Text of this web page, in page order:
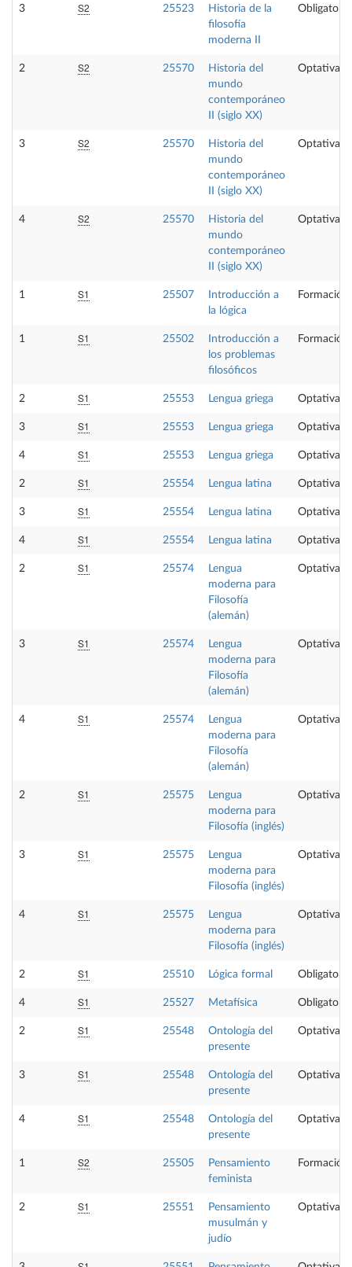
3 S2 25523
Historia de la
filosofía
moderna II
Obligatoria
2 S2 25570
Historia del
mundo
contemporáneo
II (siglo XX)
Optativa
3 S2 25570
Historia del
mundo
contemporáneo
II (siglo XX)
Optativa
4 S2 25570
Historia del
mundo
contemporáneo
II (siglo XX)
Optativa
1 S1 25507
Introducción a
la lógica
Formación
1 S1 25502
Introducción a
los problemas
filosóficos
Formación
2 S1 25553 Lengua griega Optativa
3 S1 25553 Lengua griega Optativa
4 S1 25553 Lengua griega Optativa
2 S1 25554 Lengua latina Optativa
3 S1 25554 Lengua latina Optativa
4 S1 25554 Lengua latina Optativa
2 S1 25574
Lengua
moderna para
Filosofía
(alemán)
Optativa
3 S1 25574
Lengua
moderna para
Filosofía
(alemán)
Optativa
4 S1 25574
Lengua
moderna para
Filosofía
(alemán)
Optativa
2 S1 25575
Lengua
moderna para
Filosofía (inglés)
Optativa
3 S1 25575
Lengua
moderna para
Filosofía (inglés)
Optativa
4 S1 25575
Lengua
moderna para
Filosofía (inglés)
Optativa
2 S1 25510 Lógica formal Obligatoria
4 S1 25527 Metafísica Obligatoria
2 S1 25548
Ontología del
presente
Optativa
3 S1 25548
Ontología del
presente
Optativa
4 S1 25548
Ontología del
presente
Optativa
1 S2 25505
Pensamiento
feminista
Formación
2 S1 25551
Pensamiento
musulmán y
judío
Optativa